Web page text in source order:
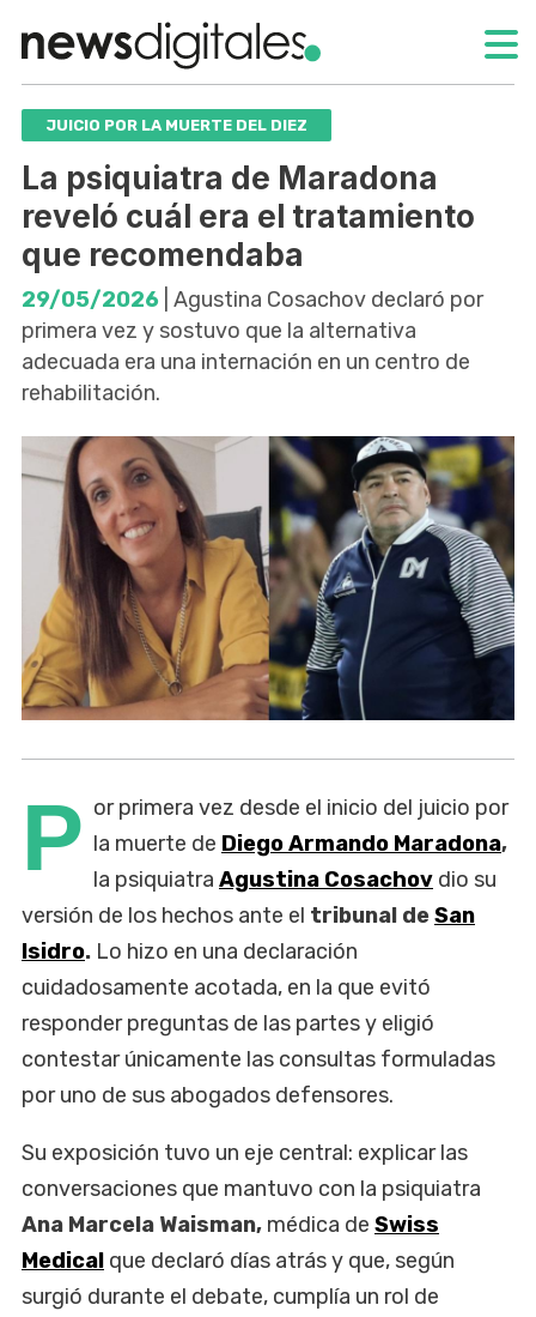
JUICIO POR LA MUERTE DEL DIEZ
La psiquiatra de Maradona
reveló cuál era el tratamiento
que recomendaba
29/05/2026 | Agustina Cosachov declaró por
primera vez y sostuvo que la alternativa
adecuada era una internación en un centro de
rehabilitación.
P or primera vez desde el inicio del juicio por
la muerte de Diego Armando Maradona,
la psiquiatra Agustina Cosachov dio su
versión de los hechos ante el tribunal de San
Isidro. Lo hizo en una declaración
cuidadosamente acotada, en la que evitó
responder preguntas de las partes y eligió
contestar únicamente las consultas formuladas
por uno de sus abogados defensores.
Su exposición tuvo un eje central: explicar las
conversaciones que mantuvo con la psiquiatra
Ana Marcela Waisman, médica de Swiss
Medical que declaró días atrás y que, según
surgió durante el debate, cumplía un rol de